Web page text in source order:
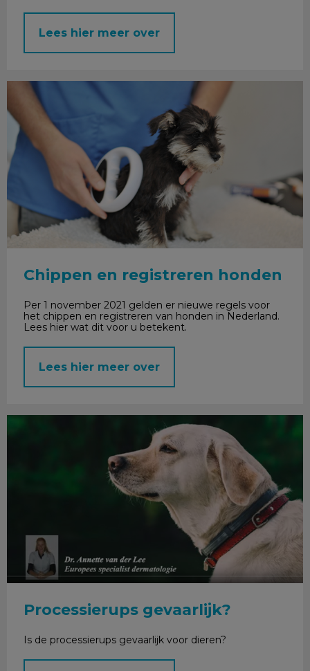
Lees hier meer over
Chippen en registreren honden
Chippen en registreren honden
Per 1 november 2021 gelden er nieuwe regels voor
het chippen en registreren van honden in Nederland.
Lees hier wat dit voor u betekent.
Lees hier meer over
Processierups gevaarlijk?
Is de processierups gevaarlijk voor dieren?